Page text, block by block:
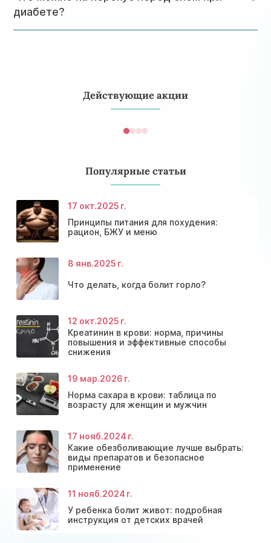
употреблять в ограниченных количествах из-за
диабете?
Действующие акции
Скидки и акции на массаж в Киеве
Консультация эндокринолога и диагностика
щитовидной железы
Диагностика щитовидной железы
Акция: 20% скидки на консультации врачей!
Популярные статьи
17 окт.2025 г.
Принципы питания для похудения:
рацион, БЖУ и меню
8 янв.2025 г.
Что делать, когда болит горло?
12 окт.2025 г.
Креатинин в крови: норма, причины
повышения и эффективные способы
снижения
19 мар.2026 г.
Норма сахара в крови: таблица по
возрасту для женщин и мужчин
17 нояб.2024 г.
Какие обезболивающие лучше выбрать:
виды препаратов и безопасное
применение
11 нояб.2024 г.
У ребенка болит живот: подробная
инструкция от детских врачей